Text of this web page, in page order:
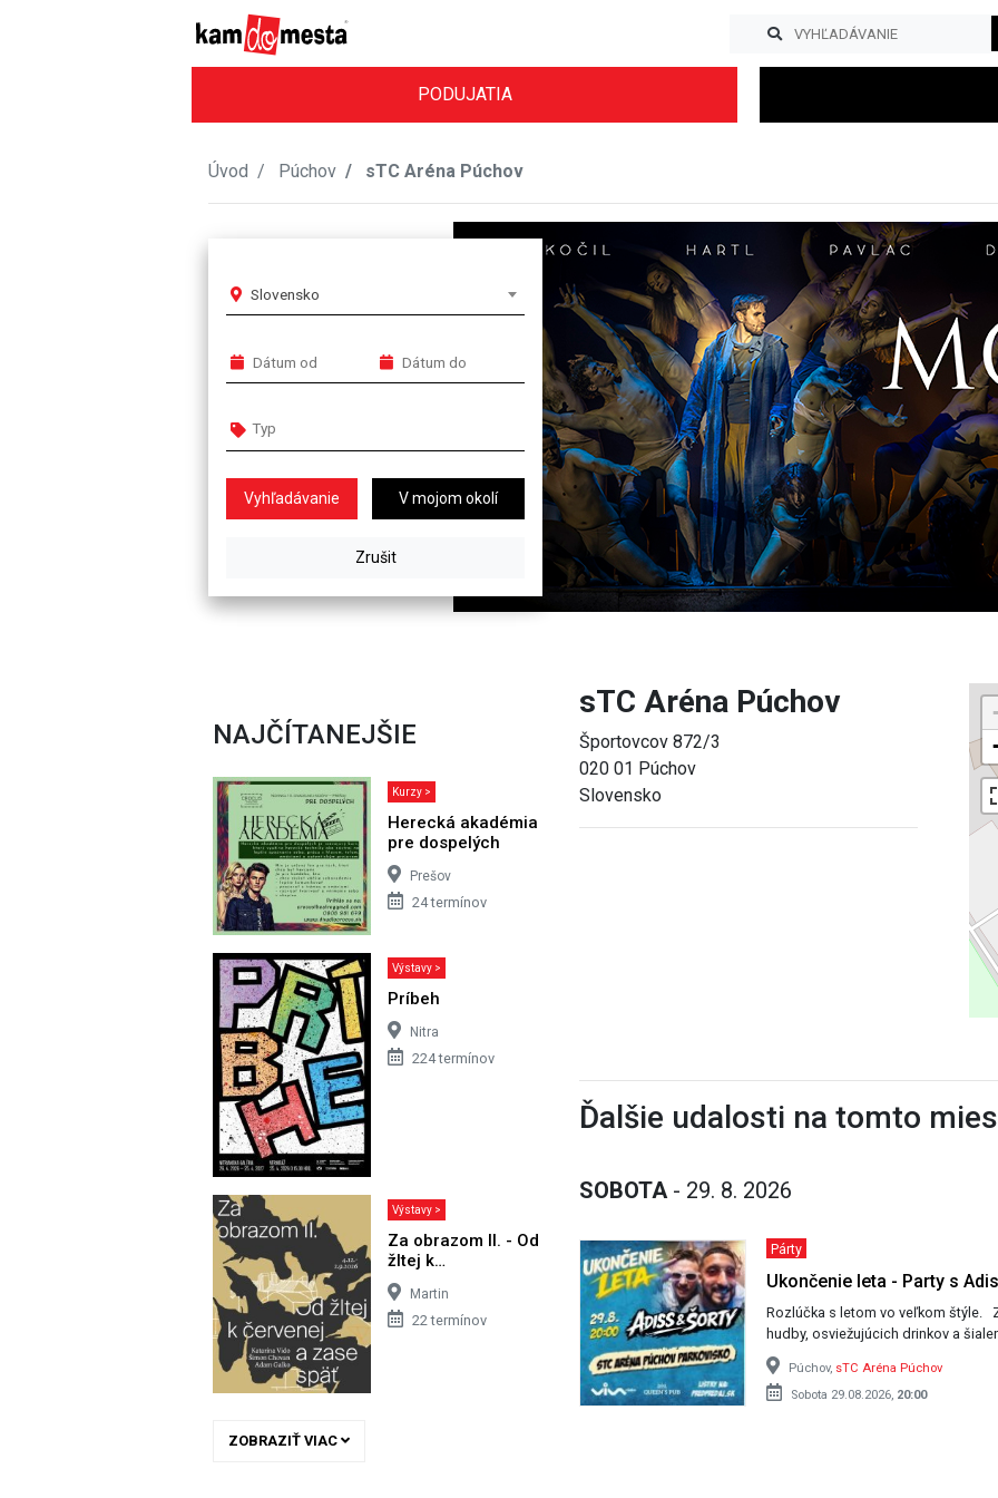
PODUJATIA
Úvod Púchov sTC Aréna Púchov
Slovensko
V mojom okolí
Previous
NAJČÍTANEJŠIE
Kurzy >
Herecká akadémia
pre dospelých
Prešov
24 termínov
Výstavy >
Príbeh
Nitra
224 termínov
Výstavy >
Za obrazom II. - Od
žltej k…
Martin
22 termínov
ZOBRAZIŤ VIAC
sTC Aréna Púchov
Športovcov 872/3
020 01 Púchov
Slovensko
Ďalšie udalosti na tomto
SOBOTA - 29. 8. 2026
Párty
Ukončenie leta - Party s
Rozlúčka s letom vo veľkom štýle. Zabudni na povinnosti a zaži noc plnú top
Púchov, sTC Aréna Púchov
Sobota 29.08.2026, 20:00